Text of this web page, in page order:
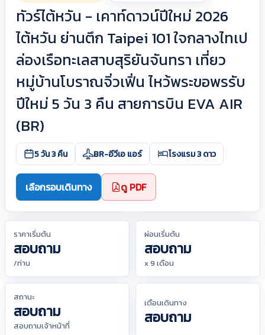
ทัวร์ไต้หวัน - เคาท์ดาวน์ปีใหม่ 2026
ไต้หวัน ย่านตึก Taipei 101 ใจกลางไทเป
ล่องเรือทะเลสาบสุริยันจันทรา เที่ยว
หมู่บ้านโบราณจิ่วเฟิ่น ไหว้พระขอพรรับ
ปีใหม่ 5 วัน 3 คืน สายการบิน EVA AIR
(BR)
5 วัน 3 คืน BR-อีวีเอ แอร์ โรงแรม 3 ดาว
เลือกรอบเดินทาง ดู PDF
ราคาเริ่มต้น
สอบถาม
/ท่าน
ผ่อนเริ่มต้น
สอบถาม
x 9 เดือน
สถานะ
สอบถาม
สอบถามเจ้าหน้าที่
เดือนเดินทาง
สอบถาม